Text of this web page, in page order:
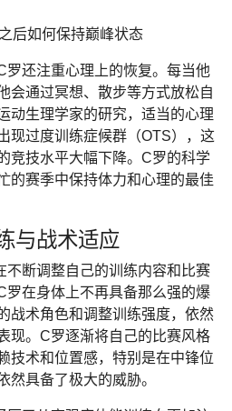
罗还注重心理上的恢复。每当他
会通过冥想、散步等方式放松自
动生理学家的研究，适当的心理
现过度训练症候群（OTS），这
竞技水平大幅下降。C罗的科学
的赛季中保持体力和心理的最佳
与战术适应
不断调整自己的训练内容和比赛
罗在身体上不再具备那么强的爆
战术角色和调整训练强度，依然
现。C罗逐渐将自己的比赛风格
技术和位置感，特别是在中锋位
然具备了极大的威胁。